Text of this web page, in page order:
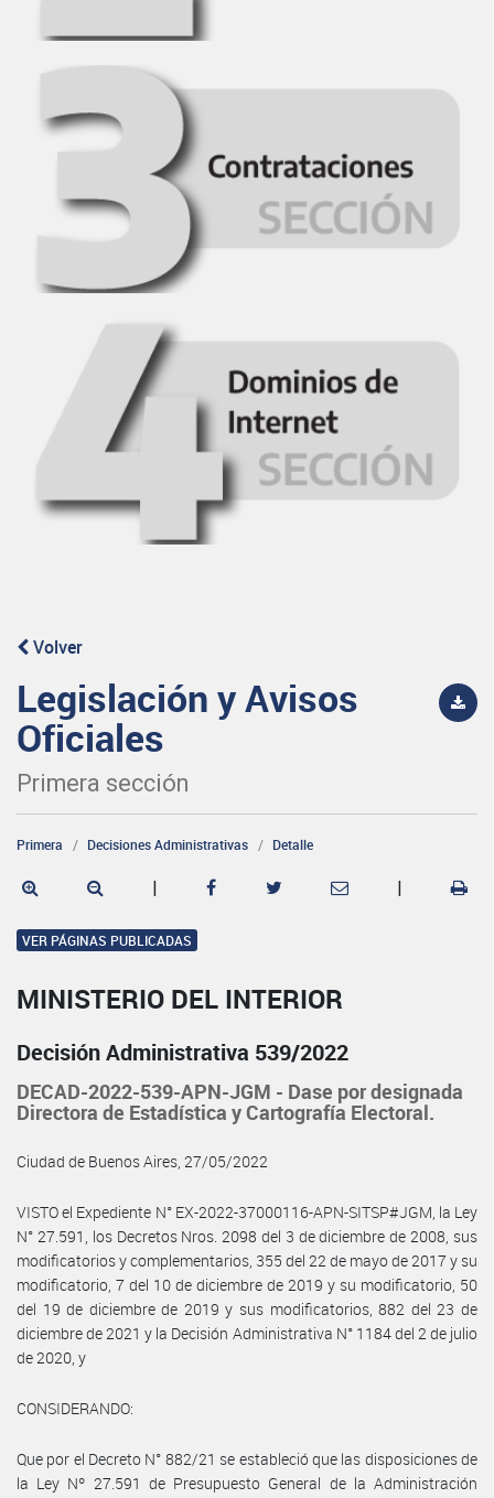
Volver
Legislación y Avisos
Oficiales
Primera sección
Primera Decisiones Administrativas Detalle
| |
VER PÁGINAS PUBLICADAS
MINISTERIO DEL INTERIOR
Decisión Administrativa 539/2022
DECAD-2022-539-APN-JGM - Dase por designada
Directora de Estadística y Cartografía Electoral.
Ciudad de Buenos Aires, 27/05/2022
VISTO el Expediente N° EX-2022-37000116-APN-SITSP#JGM, la Ley
N° 27.591, los Decretos Nros. 2098 del 3 de diciembre de 2008, sus
modificatorios y complementarios, 355 del 22 de mayo de 2017 y su
modificatorio, 7 del 10 de diciembre de 2019 y su modificatorio, 50
del 19 de diciembre de 2019 y sus modificatorios, 882 del 23 de
diciembre de 2021 y la Decisión Administrativa N° 1184 del 2 de julio
de 2020, y
CONSIDERANDO:
Que por el Decreto N° 882/21 se estableció que las disposiciones de
la Ley Nº 27.591 de Presupuesto General de la Administración